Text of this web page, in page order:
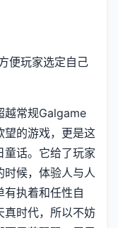
便玩家选定自己
越常规Galgame
望的游戏，更是这
童话。它给了玩家
时候，体验人与人
有执着和任性自
真时代，所以不妨